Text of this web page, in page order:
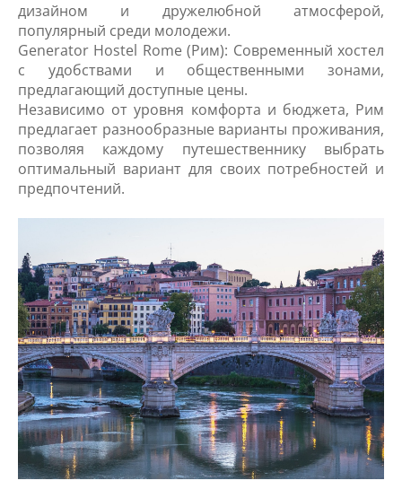
дизайном и дружелюбной атмосферой,
популярный среди молодежи.
Generator Hostel Rome (Рим): Современный хостел
с удобствами и общественными зонами,
предлагающий доступные цены.
Независимо от уровня комфорта и бюджета, Рим
предлагает разнообразные варианты проживания,
позволяя каждому путешественнику выбрать
оптимальный вариант для своих потребностей и
предпочтений.